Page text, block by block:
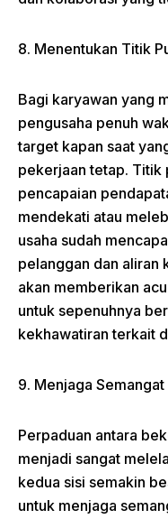
8. Menentukan Titik
Bagi karyawan yang
pengusaha penuh
target kapan saat
pekerjaan tetap. Titik
pencapaian
mendekati atau
usaha sudah
pelanggan dan aliran
akan memberikan
untuk sepenuhnya
kekhawatiran terkait
9. Menjaga
Perpaduan antara
menjadi sangat
kedua sisi semakin
untuk menjaga